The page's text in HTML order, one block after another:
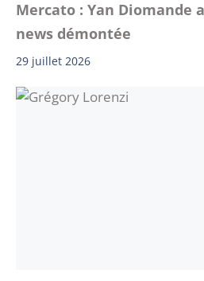
Mercato : Yan Diomande
news démontée
29 juillet 2026